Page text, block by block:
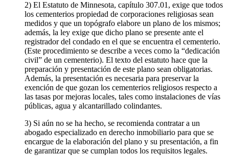
2) El Estatuto de Minnesota, capítulo 307.01, exige que todos
los cementerios propiedad de corporaciones religiosas sean
medidos y que un topógrafo elabore un plano de los mismos;
además, la ley exige que dicho plano se presente ante el
registrador del condado en el que se encuentra el cementerio.
(Este procedimiento se describe a veces como la “dedicación
civil” de un cementerio). El texto del estatuto hace que la
preparación y presentación de este plano sean obligatorias.
Además, la presentación es necesaria para preservar la
exención de que gozan los cementerios religiosos respecto a
las tasas por mejoras locales, tales como instalaciones de vías
públicas, agua y alcantarillado colindantes.
3) Si aún no se ha hecho, se recomienda contratar a un
abogado especializado en derecho inmobiliario para que se
encargue de la elaboración del plano y su presentación, a fin
de garantizar que se cumplan todos los requisitos legales.